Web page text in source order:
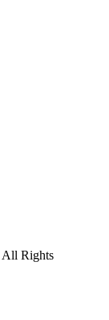
Rights